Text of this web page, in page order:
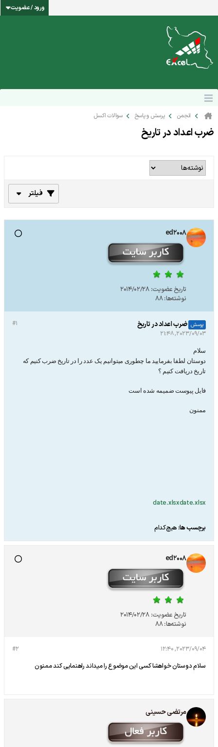
ورود / عضویت
انجمن پرسش و پاسخ سوالات اکسل
ضرب اعداد در تاریخ
فیلتر
ed2008
تاریخ عضویت: 2014/02/28
نوشته‌ها:88
#1 پرسش ضرب اعداد در تاریخ
2023/09/03, 21:48
سلام
دوستان لطفا بفرمایید ما چطوری میتوانیم یک عدد را در تاریخ ضرب کنیم که
تاریخ دریافت کنیم ؟
فایل پیوست ضمیمه شده است
ممنون
date.xlsxdate.xlsx
برچسب ها: هیچ‌کدام
ed2008
تاریخ عضویت: 2014/02/28
نوشته‌ها:88
#2 2023/09/04, 12:40
سلام دوستان خواهشا کسی این موضوع را میداند راهنمایی کند ممنون
مرتضی حسینی